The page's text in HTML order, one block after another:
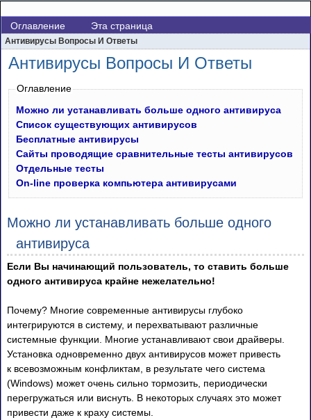
Оглавление Эта страница
Антивирусы Вопросы И Ответы
Антивирусы Вопросы И Ответы
Оглавление
Можно ли устанавливать больше одного антивируса
Список существующих антивирусов
Бесплатные антивирусы
Сайты проводящие сравнительные тесты антивирусов
Отдельные тесты
On-line проверка компьютера антивирусами
Можно ли устанавливать больше одного
антивируса
Если Вы начинающий пользователь, то ставить больше
одного антивируса крайне нежелательно!
Почему? Многие современные антивирусы глубоко
интегрируются в систему, и перехватывают различные
системные функции. Многие устанавливают свои драйверы.
Установка одновременно двух антивирусов может привесть
к всевозможным конфликтам, в результате чего система
(Windows) может очень сильно тормозить, периодически
перегружаться или виснуть. В некоторых случаях это может
привести даже к краху системы.